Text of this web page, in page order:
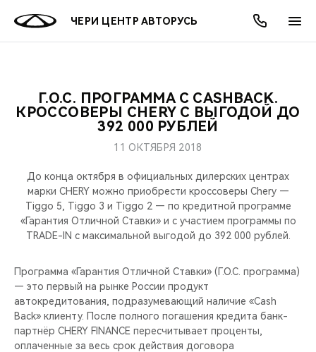
ЧЕРИ ЦЕНТР АВТОРУСЬ
МОДЕЛИ
КРОССОВЕРЫ
СЕДАНЫ
НОВИНКИ
ПОКУПАТЕЛЯМ
КРЕДИТ И СТРАХОВАНИЕ
ВЛАДЕЛЬЦАМ
ЗАПЧАСТИ И АКСЕССУАРЫ
ПОДДЕРЖКА
МИР CHERY
О БРЕНДЕ
CHERY В СОЦСЕТЯХ
БЛАГОТВОРИТЕЛЬНОСТЬ
CHERY REMOTE
АКЦИИ
ОНЛАЙН СЕРВИСЫ
КРЕДИТ
О КОМПАНИИ
МЫ В СОЦСЕТЯХ
Г.О.С. ПРОГРАММА С CASHBACK.
КРОССОВЕРЫ CHERY С ВЫГОДОЙ ДО
392 000 РУБЛЕЙ
11 ОКТЯБРЯ 2018
До конца октября в официальных дилерских центрах
марки CHERY можно приобрести кроссоверы Chery —
Tiggo 5, Tiggo 3 и Tiggo 2 — по кредитной программе
«Гарантия Oтличной Cтавки» и с участием программы по
TRADE-IN с максимальной выгодой до 392 000 рублей.
Программа «Гарантия Отличной Ставки» (Г.О.С. программа)
— это первый на рынке России продукт
автокредитования, подразумевающий наличие «Cash
Back» клиенту. После полного погашения кредита банк-
партнёр CHERY FINANCE пересчитывает проценты,
оплаченные за весь срок действия договора